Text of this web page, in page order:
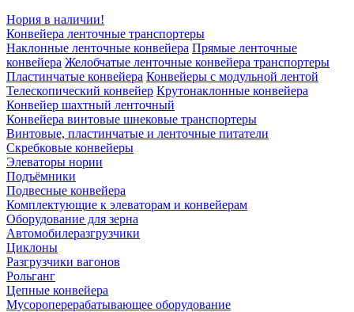
Нория в наличии!
Конвейера ленточные транспортеры
Наклонные ленточные конвейера Прямые ленточные
конвейера Желобчатые ленточные конвейера транспортеры
Пластинчатые конвейера Конвейеры с модульной лентой
Телескопический конвейер Крутонаклонные конвейера
Конвейер шахтный ленточный
Конвейера винтовые шнековые транспортеры
Винтовые, пластинчатые и ленточные питатели
Скребковые конвейеры
Элеваторы нории
Подъёмники
Подвесные конвейера
Комплектующие к элеваторам и конвейерам
Оборудование для зерна
Автомобилеразгрузчики
Циклоны
Разгрузчики вагонов
Рольганг
Цепные конвейера
Мусороперерабатывающее оборудование